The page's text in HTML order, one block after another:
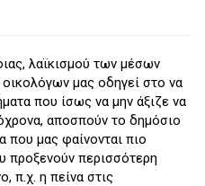
λαϊκισμού των μέσων
μας οδηγεί στο να
που ίσως να μην άξιζε να
αποσπούν το δημόσιο
που μας φαίνονται πιο
προξενούν περισσότερη
π.χ. η πείνα στις